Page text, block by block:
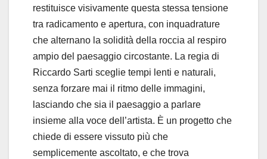
restituisce visivamente questa stessa tensione
tra radicamento e apertura, con inquadrature
che alternano la solidità della roccia al respiro
ampio del paesaggio circostante. La regia di
Riccardo Sarti sceglie tempi lenti e naturali,
senza forzare mai il ritmo delle immagini,
lasciando che sia il paesaggio a parlare
insieme alla voce dell’artista. È un progetto che
chiede di essere vissuto più che
semplicemente ascoltato, e che trova